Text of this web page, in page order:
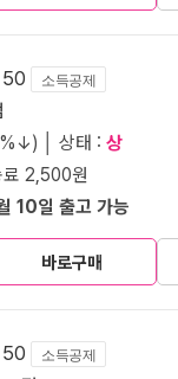
50 소득공제
│ 상태 : 상
료 2,500원
10일 출고 가능
바로구매
50 소득공제